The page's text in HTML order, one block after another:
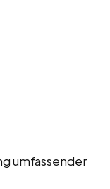
umfassender